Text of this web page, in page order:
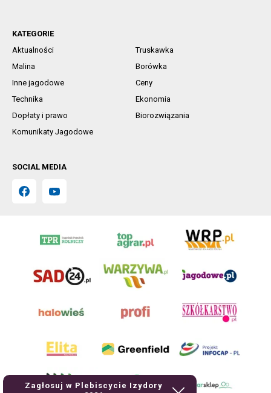
Zagłosuj w Plebiscycie Izydory
KATEGORIE
Aktualności
Truskawka
Malina
Borówka
Inne jagodowe
Ceny
Technika
Ekonomia
Dopłaty i prawo
Biorozwiązania
Komunikaty Jagodowe
SOCIAL MEDIA